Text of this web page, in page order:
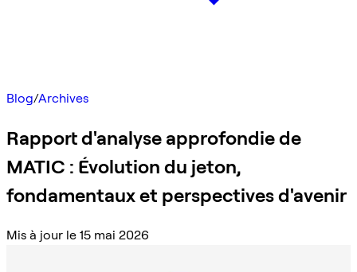
Blog/Archives
Rapport d'analyse approfondie de
MATIC : Évolution du jeton,
fondamentaux et perspectives d'avenir
Mis à jour le 15 mai 2026